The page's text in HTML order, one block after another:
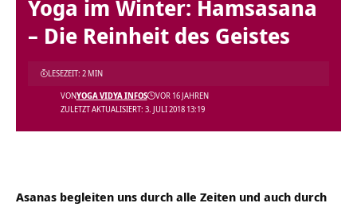
Yoga im Winter: Hamsasana
– Die Reinheit des Geistes
ZULETZT AKTUALISIERT: 3. JULI 2018 13:19
VONYOGA VIDYA INFOS VOR 16 JAHREN
LESEZEIT: 2 MIN
Asanas begleiten uns durch alle Zeiten und auch durch